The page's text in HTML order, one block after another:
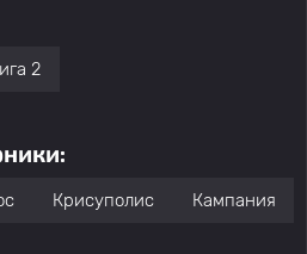
2
Крисуполис Кампания